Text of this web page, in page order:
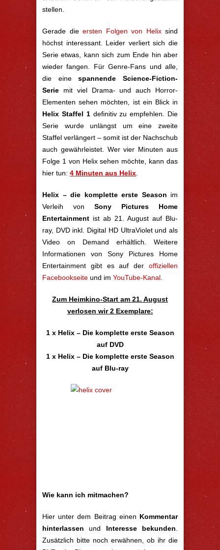
stellen.
Gerade die ersten Folgen von Helixsind
höchst interessant. Leider verliert sich die
Serie etwas, kann sich zum Ende hin aber
wieder fangen. Für Genre-Fans und alle,
die einespannende Science-Fiction-
Serie mit viel Drama- und auch Horror-
Elementen sehen möchten, ist ein Blick in
Helix Staffel 1definitiv zu empfehlen. Die
Serie wurde unlängst um eine zweite
Staffel verlängert – somit ist der Nachschub
auch gewährleistet. Wer vier Minuten aus
Folge 1 von Helix sehen möchte, kann das
hier tun: 4 Minuten aus Helix
Helix – die komplette erste Season im
Verleih von Sony Pictures Home
Entertainment ist ab 21. August auf Blu-
ray, DVD inkl. Digital HD UltraViolet und als
Video on Demand erhältlich. Weitere
Informationen von Sony Pictures Home
Entertainment gibt es auf der offiziellen
Facebookseite und im YouTube-Kanal
Zum Heimkino-Start am 21. August
verlosen wir 2 Exemplare:
1 x Helix – Die komplette erste Season
auf DVD
1 x Helix – Die komplette erste Season
auf Blu-ray
Wie kann ich mitmachen?
Hier unter dem Beitrag einen Kommentar
hinterlassenund Interesse bekunden
Zusätzlich bitte noch erwähnen, ob ihr die